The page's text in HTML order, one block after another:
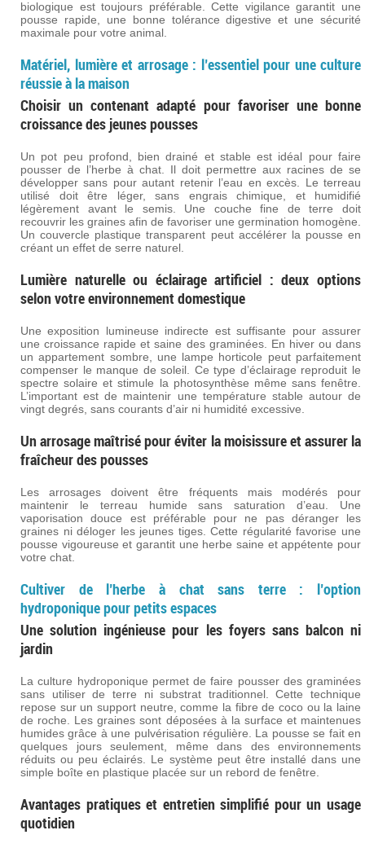
biologique est toujours préférable. Cette vigilance garantit une
pousse rapide, une bonne tolérance digestive et une sécurité
maximale pour votre animal.
Matériel, lumière et arrosage : l’essentiel pour une culture
réussie à la maison
Choisir un contenant adapté pour favoriser une bonne
croissance des jeunes pousses
Un pot peu profond, bien drainé et stable est idéal pour faire
pousser de l’herbe à chat. Il doit permettre aux racines de se
développer sans pour autant retenir l’eau en excès. Le terreau
utilisé doit être léger, sans engrais chimique, et humidifié
légèrement avant le semis. Une couche fine de terre doit
recouvrir les graines afin de favoriser une germination homogène.
Un couvercle plastique transparent peut accélérer la pousse en
créant un effet de serre naturel.
Lumière naturelle ou éclairage artificiel : deux options
selon votre environnement domestique
Une exposition lumineuse indirecte est suffisante pour assurer
une croissance rapide et saine des graminées. En hiver ou dans
un appartement sombre, une lampe horticole peut parfaitement
compenser le manque de soleil. Ce type d’éclairage reproduit le
spectre solaire et stimule la photosynthèse même sans fenêtre.
L’important est de maintenir une température stable autour de
vingt degrés, sans courants d’air ni humidité excessive.
Un arrosage maîtrisé pour éviter la moisissure et assurer la
fraîcheur des pousses
Les arrosages doivent être fréquents mais modérés pour
maintenir le terreau humide sans saturation d’eau. Une
vaporisation douce est préférable pour ne pas déranger les
graines ni déloger les jeunes tiges. Cette régularité favorise une
pousse vigoureuse et garantit une herbe saine et appétente pour
votre chat.
Cultiver de l’herbe à chat sans terre : l’option
hydroponique pour petits espaces
Une solution ingénieuse pour les foyers sans balcon ni
jardin
La culture hydroponique permet de faire pousser des graminées
sans utiliser de terre ni substrat traditionnel. Cette technique
repose sur un support neutre, comme la fibre de coco ou la laine
de roche. Les graines sont déposées à la surface et maintenues
humides grâce à une pulvérisation régulière. La pousse se fait en
quelques jours seulement, même dans des environnements
réduits ou peu éclairés. Le système peut être installé dans une
simple boîte en plastique placée sur un rebord de fenêtre.
Avantages pratiques et entretien simplifié pour un usage
quotidien